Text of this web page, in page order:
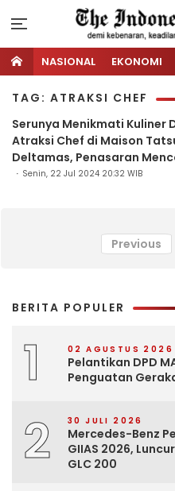
NASIONAL EKONOMI
TAG: ATRAKSI CHEF
Serunya Menikmati Kuliner
Atraksi Chef di Maison
Deltamas, Penasaran
Senin, 22 Jul 2024 20:32 WIB
Previous
BERITA POPULER
1 02 AGUSTUS 2026
Pelantikan DPD
Penguatan
2 30 JULI 2026
Mercedes-Benz
GIIAS 2026,
GLC 200